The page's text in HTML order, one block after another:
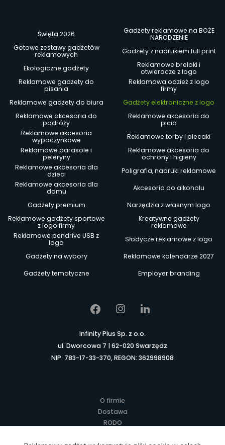
Święta 2026
Gadżety reklamowe na BOŻE
NARODZENIE
Gotowe zestawy gadżetów
reklamowych
Gadżety z nadrukiem full print
Ekologiczne gadżety
Reklamowe breloki i
otwieracze z logo
Reklamowe gadżety do
pisania
Reklamowa odzież z logo
firmy
Reklamowe gadżety do biura
Gadżety elektroniczne z logo
Reklamowe akcesoria do
podróży
Reklamowe akcesoria do
picia
Reklamowe akcesoria
wypoczynkowe
Reklamowe torby i plecaki
Reklamowe parasole i
peleryny
Reklamowe akcesoria do
ochrony i higieny
Reklamowe akcesoria dla
dzieci
Poligrafia, nadruki reklamowe
Reklamowe akcesoria dla
domu
Akcesoria do alkoholu
Gadżety premium
Narzędzia z własnym logo
Reklamowe gadżety sportowe
z logo firmy
Kreatywne gadżety
reklamowe
Reklamowe pendrive USB z
logo
Słodycze reklamowe z logo
Gadżety na wybory
Reklamowe kalendarze 2027
Gadżety tematyczne
Employer branding
Infinity Plus Sp. z o.o.
ul. Dworcowa 7 | 62-020 Swarzędz
NIP: 783-17-33-370, REGON: 362998908
O firmie
Dostawa
RODO